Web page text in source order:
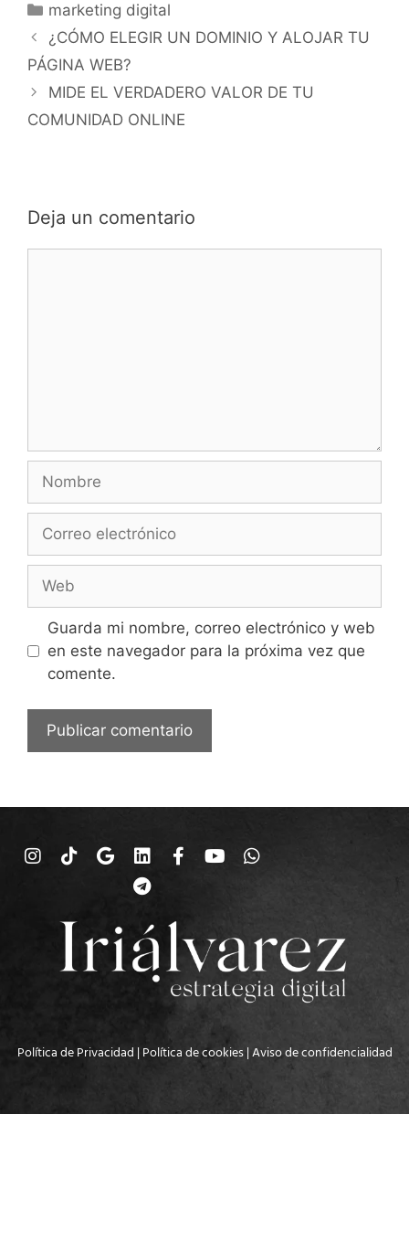
marketing digital
¿CÓMO ELEGIR UN DOMINIO Y ALOJAR TU
PÁGINA WEB?
MIDE EL VERDADERO VALOR DE TU
COMUNIDAD ONLINE
Deja un comentario
Guarda mi nombre, correo electrónico y web
en este navegador para la próxima vez que
comente.
Política de Privacidad | Política de cookies|Aviso de confidencialidad